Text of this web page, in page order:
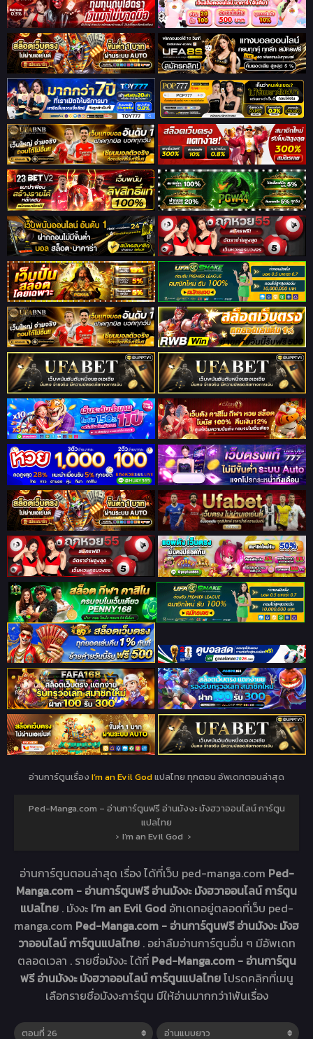
อ่านการ์ตูนเรื่อง I’m an Evil Godแปลไทย ทุกตอน อัพเดทตอนล่าสุด
Ped-Manga.com – อ่านการ์ตูนฟรี อ่านมังงะ มังฮวาออนไลน์ การ์ตูน
แปลไทย
› I’m an Evil God ›
อ่านการ์ตูนตอนล่าสุด เรื่องได้ที่เว็บ ped-manga.com Ped-
Manga.com - อ่านการ์ตูนฟรี อ่านมังงะ มังฮวาออนไลน์ การ์ตูน
แปลไทย . มังงะ I’m an Evil God อัทเดทอยู่ตลอดที่เว็บ ped-
manga.com Ped-Manga.com - อ่านการ์ตูนฟรี อ่านมังงะ มังฮ
วาออนไลน์ การ์ตูนแปลไทย . อย่าลืมอ่านการ์ตูนอื่น ๆ มีอัพเดท
ตลอดเวลา . รายชื่อมังงะ ได้ที่ Ped-Manga.com - อ่านการ์ตูน
ฟรี อ่านมังงะ มังฮวาออนไลน์ การ์ตูนแปลไทยโปรดคลิกที่เมนู
เลือกรายชื่อมังงะการ์ตูน มีให้อ่านมากกว่า1พันเรื่อง